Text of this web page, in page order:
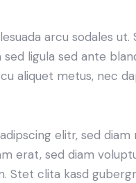
arcu sodales ut.
ligula sed ante
aliquet metus, nec
elitr, sed
erat, sed diam
Stet clita kasd